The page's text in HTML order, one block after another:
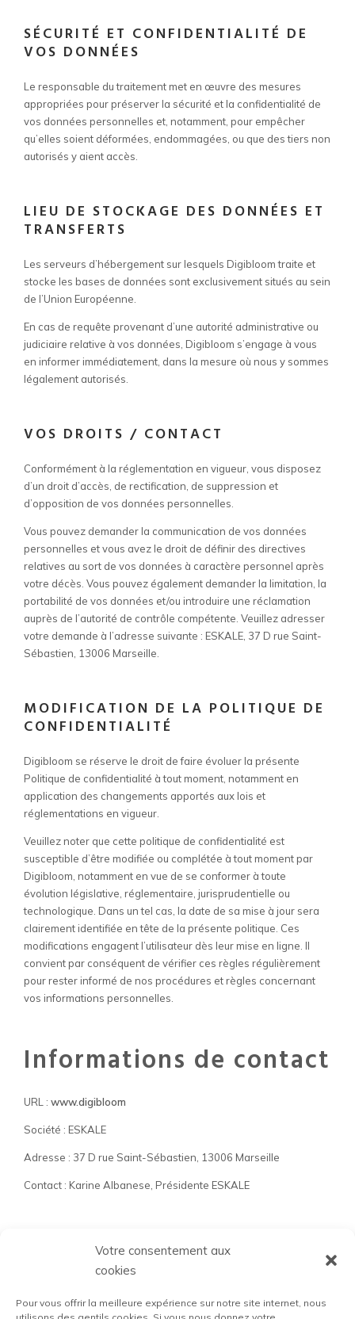
Votre consentement aux
cookies
Pour vous offrir la meilleure expérience sur notre site internet, nous
SÉCURITÉ ET CONFIDENTIALITÉ DE
VOS DONNÉES
Le responsable du traitement met en œuvre des mesures
appropriées pour préserver la sécurité et la confidentialité de
vos données personnelles et, notamment, pour empêcher
qu’elles soient déformées, endommagées, ou que des tiers non
autorisés y aient accès.
LIEU DE STOCKAGE DES DONNÉES ET
TRANSFERTS
Les serveurs d’hébergement sur lesquels Digibloom traite et
stocke les bases de données sont exclusivement situés au sein
de l’Union Européenne.
En cas de requête provenant d’une autorité administrative ou
judiciaire relative à vos données, Digibloom s’engage à vous
en informer immédiatement, dans la mesure où nous y sommes
légalement autorisés.
VOS DROITS / CONTACT
Conformément à la réglementation en vigueur, vous disposez
d’un droit d’accès, de rectification, de suppression et
d’opposition de vos données personnelles.
Vous pouvez demander la communication de vos données
personnelles et vous avez le droit de définir des directives
relatives au sort de vos données à caractère personnel après
votre décès. Vous pouvez également demander la limitation, la
portabilité de vos données et/ou introduire une réclamation
auprès de l’autorité de contrôle compétente. Veuillez adresser
votre demande à l’adresse suivante : ESKALE, 37 D rue Saint-
Sébastien, 13006 Marseille.
MODIFICATION DE LA POLITIQUE DE
CONFIDENTIALITÉ
Digibloom se réserve le droit de faire évoluer la présente
Politique de confidentialité à tout moment, notamment en
application des changements apportés aux lois et
réglementations en vigueur.
Veuillez noter que cette politique de confidentialité est
susceptible d’être modifiée ou complétée à tout moment par
Digibloom, notamment en vue de se conformer à toute
évolution législative, réglementaire, jurisprudentielle ou
technologique. Dans un tel cas, la date de sa mise à jour sera
clairement identifiée en tête de la présente politique. Ces
modifications engagent l’utilisateur dès leur mise en ligne. Il
convient par conséquent de vérifier ces règles régulièrement
pour rester informé de nos procédures et règles concernant
vos informations personnelles.
Informations de contact
URL : www.digibloom
Société : ESKALE
Adresse : 37 D rue Saint-Sébastien, 13006 Marseille
Contact : Karine Albanese, Présidente ESKALE